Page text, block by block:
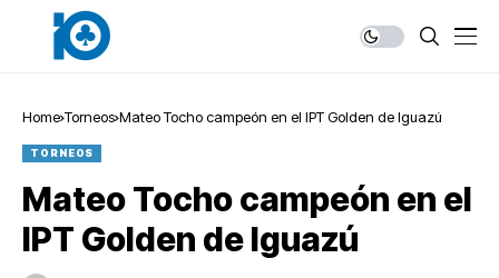
Home Torneos Mateo Tocho campeón en el IPT Golden de Iguazú
TORNEOS
Mateo Tocho campeón en el
IPT Golden de Iguazú